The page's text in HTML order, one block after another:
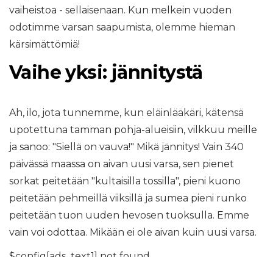
vaiheistoa - sellaisenaan. Kun melkein vuoden
odotimme varsan saapumista, olemme hieman
kärsimättömiä!
Vaihe yksi: jännitystä
Ah, ilo, jota tunnemme, kun eläinlääkäri, kätensä
upotettuna tamman pohja-alueisiin, vilkkuu meille
ja sanoo: "Siellä on vauva!" Mikä jännitys! Vain 340
päivässä maassa on aivan uusi varsa, sen pienet
sorkat peitetään "kultaisilla tossilla", pieni kuono
peitetään pehmeillä viiksillä ja sumea pieni runko
peitetään tuon uuden hevosen tuoksulla. Emme
vain voi odottaa. Mikään ei ole aivan kuin uusi varsa.